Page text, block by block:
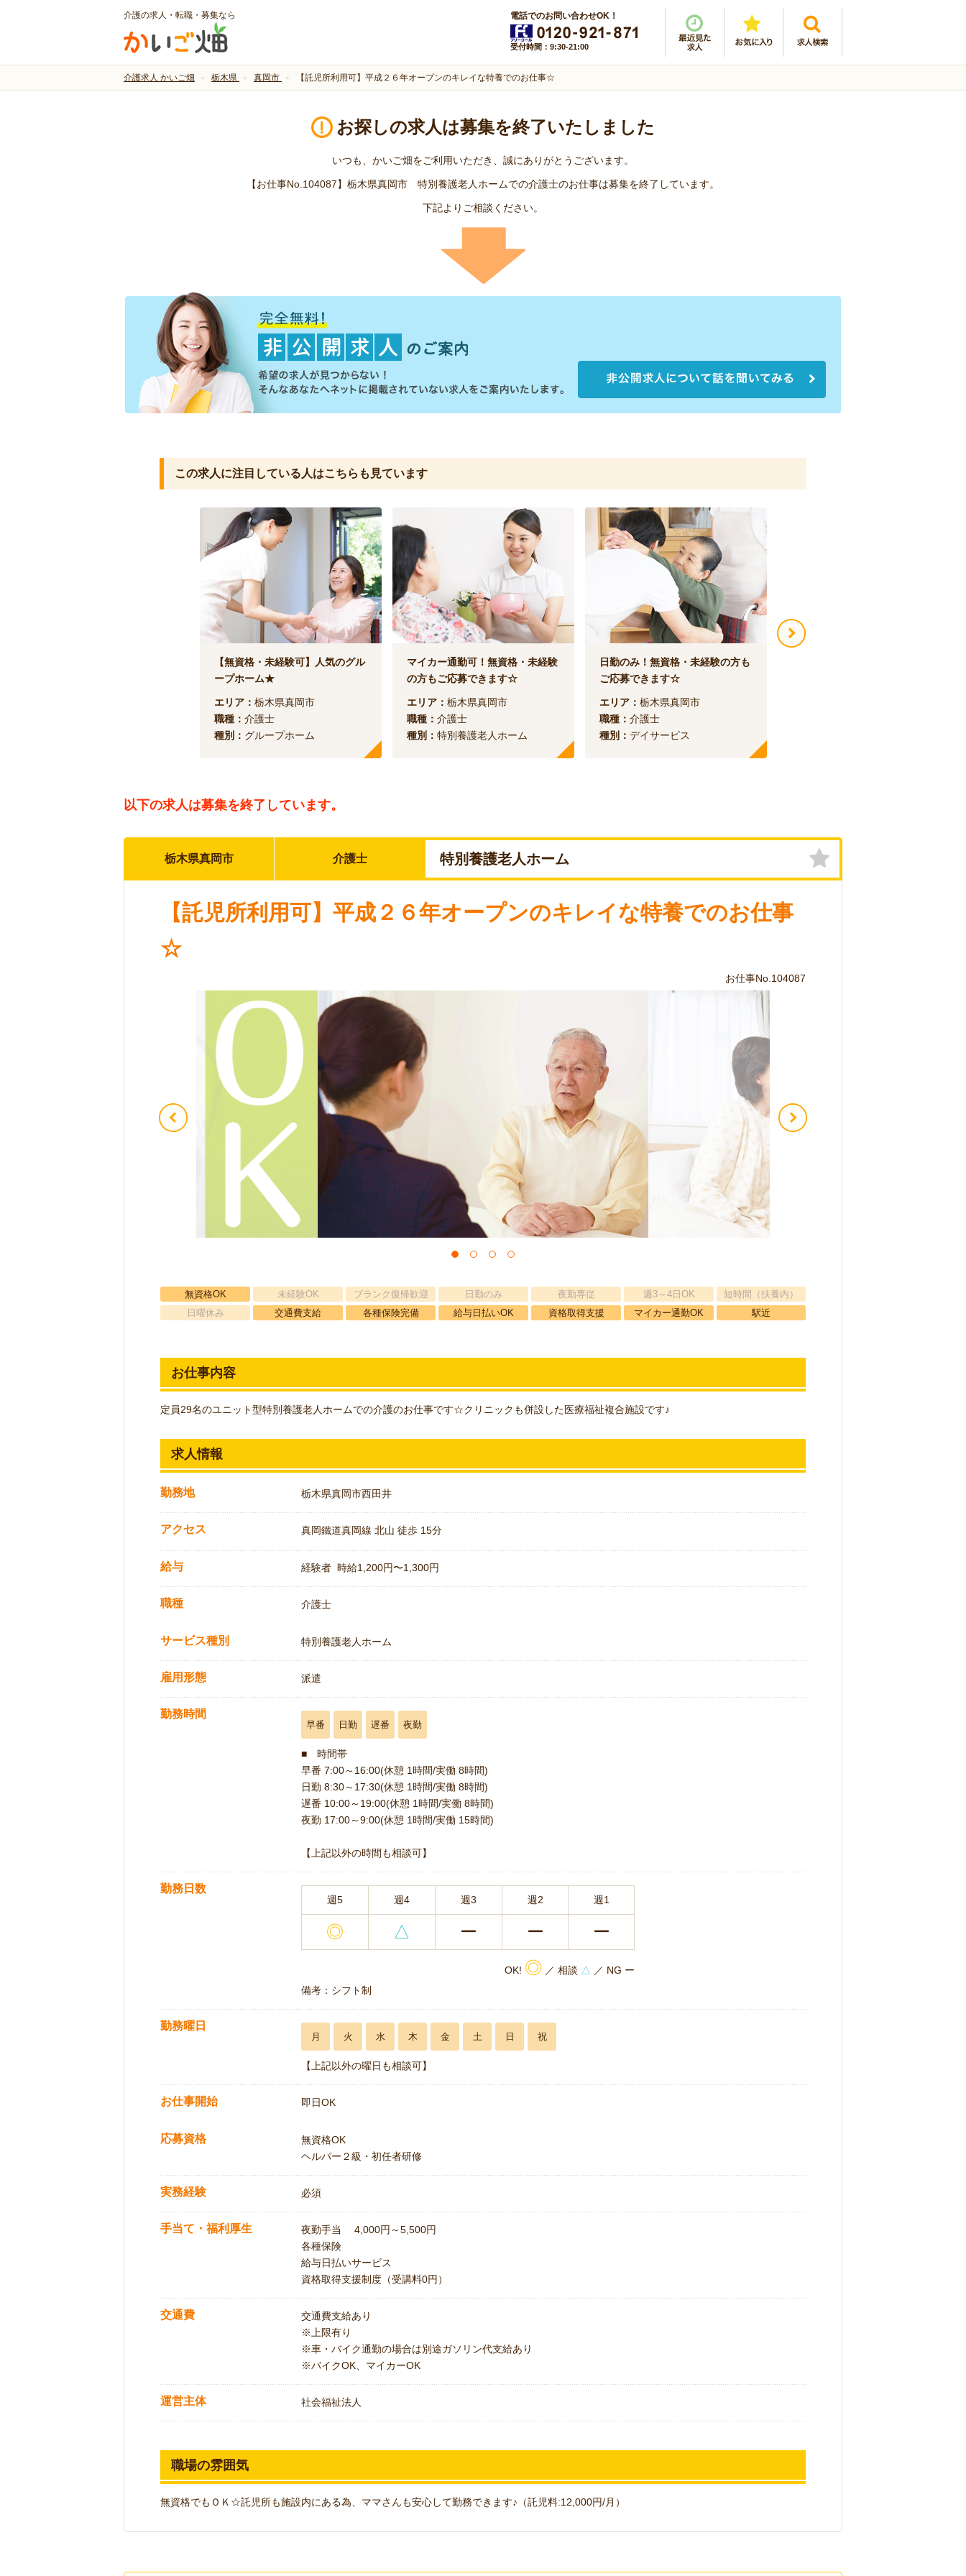
介護の求人・転職・募集なら 電話でのお問い合わせOK！
受付時間：9:30-21:00
介護求人 かいご畑 栃木県 真岡市 【託児所利用可】平成２６年オープンのキレイな特養でのお仕事☆
お探しの求人は募集を終了いたしました
いつも、かいご畑をご利用いただき、誠にありがとうございます。
【お仕事No.104087】栃木県真岡市 特別養護老人ホームでの介護士のお仕事は募集を終了しています。
下記よりご相談ください。
この求人に注目している人はこちらも見ています
【無資格・未経験可】人気のグル
ープホーム★
エリア： 栃木県真岡市
職種： 介護士
種別： グループホーム
マイカー通勤可！無資格・未経験
の方もご応募できます☆
エリア： 栃木県真岡市
職種： 介護士
種別： 特別養護老人ホーム
日勤のみ！無資格・未経験の方も
ご応募できます☆
エリア： 栃木県真岡市
職種： 介護士
種別： デイサービス
以下の求人は募集を終了しています。
栃木県真岡市 介護士 特別養護老人ホーム
【託児所利用可】平成２６年オープンのキレイな特養でのお仕事
☆
お仕事No.104087
無資格OK 未経験OK ブランク復帰歓迎 日勤のみ 夜勤専従 週3～4日OK
短時間（扶養内）
日曜休み
交通費支給 各種保険完備 給与日払いOK 資格取得支援 マイカー通勤OK 駅近
お仕事内容
定員29名のユニット型特別養護老人ホームでの介護のお仕事です☆クリニックも併設した医療福祉複合施設です♪
求人情報
勤務地 栃木県真岡市西田井
アクセス 真岡鐵道真岡線 北山 徒歩 15分
給与 経験者 時給1,200円〜1,300円
職種 介護士
サービス種別 特別養護老人ホーム
雇用形態 派遣
勤務時間
早番 日勤 遅番 夜勤
■ 時間帯
早番 7:00～16:00(休憩 1時間/実働 8時間)
日勤 8:30～17:30(休憩 1時間/実働 8時間)
遅番 10:00～19:00(休憩 1時間/実働 8時間)
夜勤 17:00～9:00(休憩 1時間/実働 15時間)
【上記以外の時間も相談可】
勤務日数
週5 週4 週3 週2 週1
◎ △ ー ー ー
OK! ◎ ／ 相談 △ ／ NG ー
備考：シフト制
勤務曜日
月 火 水 木 金 土 日 祝
【上記以外の曜日も相談可】
お仕事開始 即日OK
応募資格
無資格OK
ヘルパー２級・初任者研修
実務経験 必須
手当て・福利厚生
夜勤手当 4,000円～5,500円
各種保険
給与日払いサービス
資格取得支援制度（受講料0円）
交通費
交通費支給あり
※上限有り
※車・バイク通勤の場合は別途ガソリン代支給あり
※バイクOK、マイカーOK
運営主体 社会福祉法人
職場の雰囲気
無資格でもＯＫ☆託児所も施設内にある為、ママさんも安心して勤務できます♪（託児料:12,000円/月）